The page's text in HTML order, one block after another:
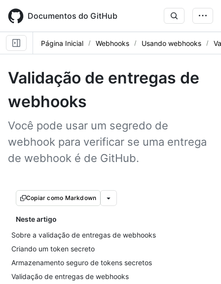
main
content
Documentos do GitHub
Página Inicial Webhooks Usando webhooks
Validação de entregas de
webhooks
Você pode usar um segredo de
webhook para verificar se uma entrega
de webhook é de GitHub.
Copiar como Markdown
Neste artigo
Sobre a validação de entregas de webhooks
Criando um token secreto
Armazenamento seguro de tokens secretos
Validação de entregas de webhooks